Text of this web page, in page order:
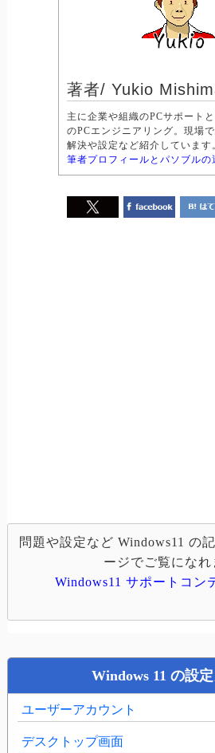
著者/ Yukio
主に企業や組織のPCサポート
のPCエンジニアリング。現場
解決や設定など紹介しています
筆者プロフィールとパソブルの
問題や設定など Windows11 の
ージでご覧になれ
Windows11 サポートコン
Windows 11 の設
ユーザーアカウント
デスクトップ画面